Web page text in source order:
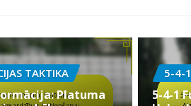
TAKTIKA
Platuma
5-4-
5-4-1